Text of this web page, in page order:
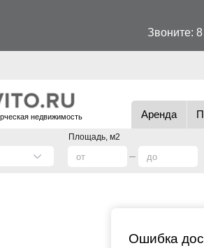
Звоните:
недвижимость Аренда
Площадь, м2
Ошибка